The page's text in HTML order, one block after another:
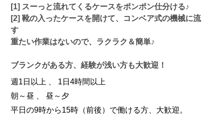
[1] スーっと流れてくるケースをポンポン仕分ける♪
[2] 靴の入ったケースを開けて、コンベア式の機械に流
す
重たい作業はないので、ラクラク＆簡単♪
ブランクがある方、経験が浅い方も大歓迎！
週1日以上 、 1日4時間以上
朝～昼 、 昼～夕
平日の9時から15時（前後）で働ける方、大歓迎。